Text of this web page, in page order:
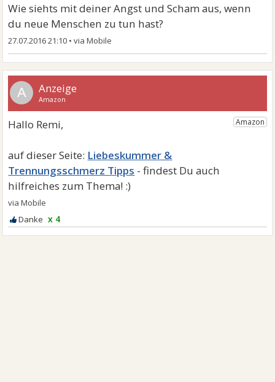
Wie siehts mit deiner Angst und Scham aus, wenn
du neue Menschen zu tun hast?
27.07.2016 21:10 •
A
Liebeskummer &
Trennungsschmerz Tipps
x 4